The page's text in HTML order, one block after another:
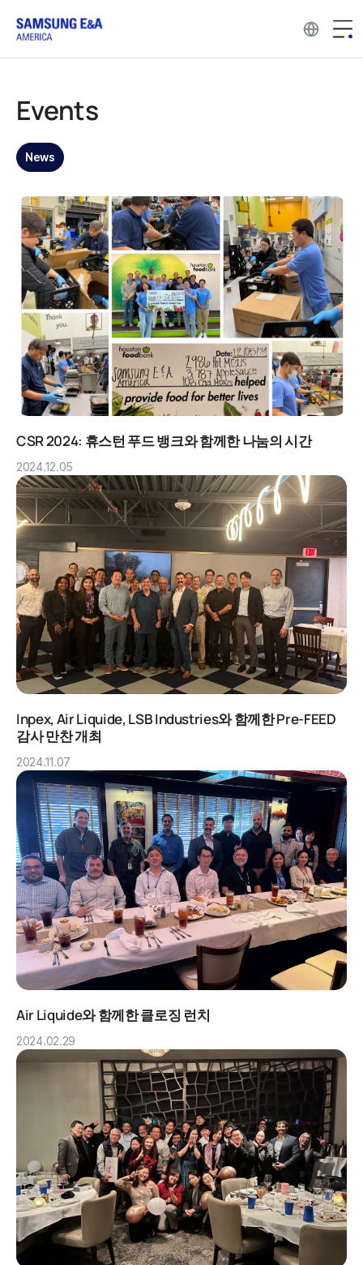
Events
News
CSR 2024: 휴스턴 푸드 뱅크와 함께한 나눔의 시간
2024.12.05
Inpex, Air Liquide, LSB Industries와 함께한 Pre-FEED
감사 만찬 개최
2024.11.07
Air Liquide와 함께한 클로징 런치
2024.02.29